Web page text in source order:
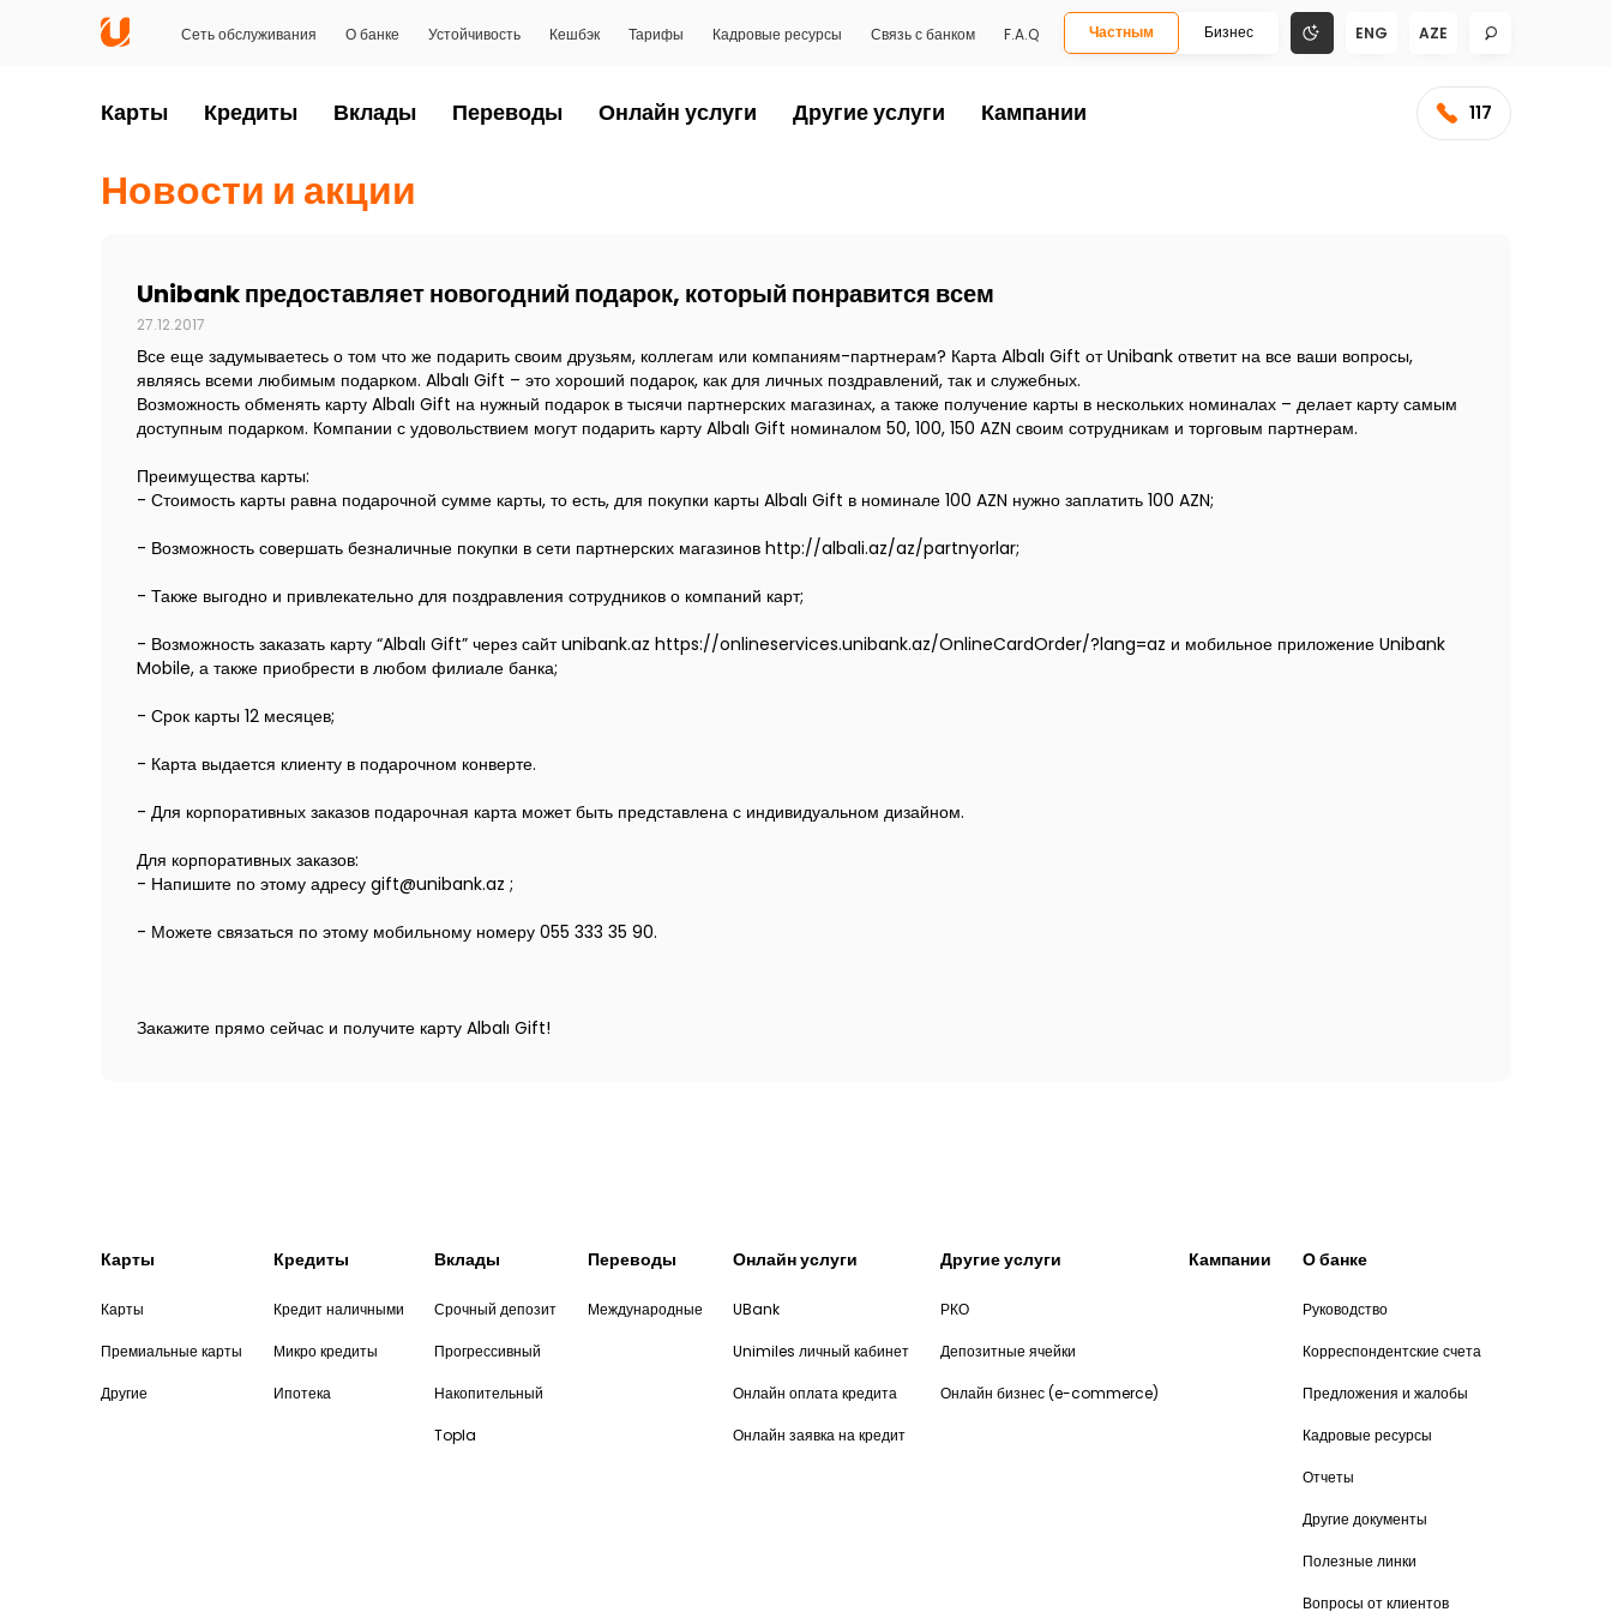
Сеть обслуживания О банке Устойчивость Кешбэк Тарифы Кадровые ресурсы Связь с банком F.A.Q Частным Бизнес ENG AZE
Карты Кредиты Вклады Переводы Онлайн услуги Другие услуги Кампании 117
Новости и акции
Unibank предоставляет новогодний подарок, который понравится всем
27.12.2017
Все еще задумываетесь о том что же подарить своим друзьям, коллегам или компаниям-партнерам? Карта Albalı Gift от Unibank ответит на все ваши вопросы,
являясь всеми любимым подарком. Albalı Gift – это хороший подарок, как для личных поздравлений, так и служебных.
Возможность обменять карту Albalı Gift на нужный подарок в тысячи партнерских магазинах, а также получение карты в нескольких номиналах – делает карту самым
доступным подарком. Компании с удовольствием могут подарить карту Albalı Gift номиналом 50, 100, 150 AZN своим сотрудникам и торговым партнерам.
Преимущества карты:
- Стоимость карты равна подарочной сумме карты, то есть, для покупки карты Albalı Gift в номинале 100 AZN нужно заплатить 100 AZN;
- Возможность совершать безналичные покупки в сети партнерских магазинов http://albali.az/az/partnyorlar;
- Также выгодно и привлекательно для поздравления сотрудников о компаний карт;
- Возможность заказать карту “Albalı Gift” через сайт unibank.az https://onlineservices.unibank.az/OnlineCardOrder/?lang=az и мобильное приложение Unibank
Mobile, а также приобрести в любом филиале банка;
- Срок карты 12 месяцев;
- Карта выдается клиенту в подарочном конверте.
- Для корпоративных заказов подарочная карта может быть представлена с индивидуальном дизайном.
Для корпоративных заказов:
- Напишите по этому адресу gift@unibank.az ;
- Можете связаться по этому мобильному номеру 055 333 35 90.
Закажите прямо сейчас и получите карту Albalı Gift!
Карты
Карты
Премиальные карты
Другие
Кредиты
Кредит наличными
Микро кредиты
Ипотека
Вклады
Срочный депозит
Прогрессивный
Накопительный
Topla
Переводы
Международные
Онлайн услуги
UBank
Unimiles личный кабинет
Онлайн оплата кредита
Онлайн заявка на кредит
Другие услуги
РКО
Депозитные ячейки
Онлайн бизнес (e-commerce)
Кампании О банке
Руководство
Корреспондентские счета
Предложения и жалобы
Кадровые ресурсы
Отчеты
Другие документы
Полезные линки
Вопросы от клиентов